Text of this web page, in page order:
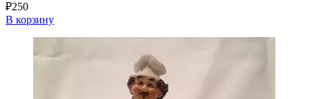
₽250
В корзину